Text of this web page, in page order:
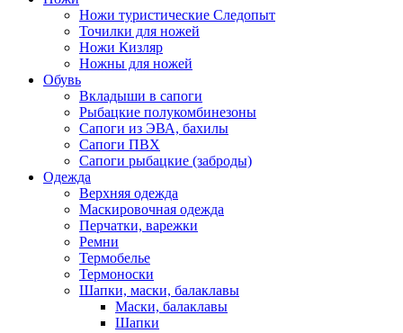
Ножи туристические Следопыт
Точилки для ножей
Ножи Кизляр
Ножны для ножей
Обувь
Вкладыши в сапоги
Рыбацкие полукомбинезоны
Сапоги из ЭВА, бахилы
Сапоги ПВХ
Сапоги рыбацкие (заброды)
Одежда
Верхняя одежда
Маскировочная одежда
Перчатки, варежки
Ремни
Термобелье
Термоноски
Шапки, маски, балаклавы
Маски, балаклавы
Шапки